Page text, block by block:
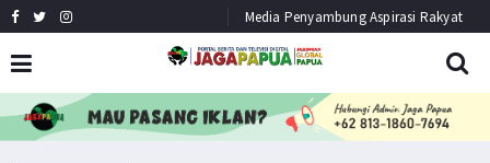
Media Penyambung Aspirasi Rakyat